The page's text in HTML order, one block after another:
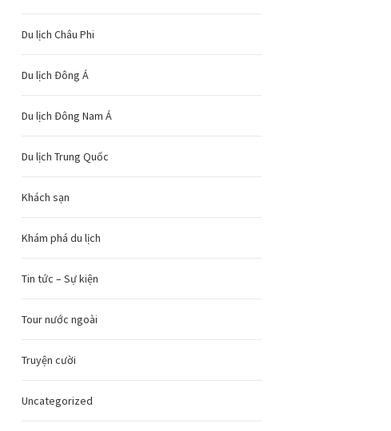
Du lịch Châu Phi
Du lịch Đông Á
Du lịch Đông Nam Á
Du lịch Trung Quốc
Khách sạn
Khám phá du lịch
Tin tức – Sự kiện
Tour nước ngoài
Truyện cười
Uncategorized